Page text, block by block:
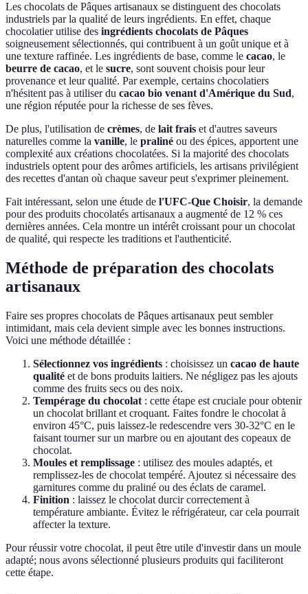
Les chocolats de Pâques artisanaux se distinguent des chocolats
industriels par la qualité de leurs ingrédients. En effet, chaque
chocolatier utilise des ingrédients chocolats de Pâques
soigneusement sélectionnés, qui contribuent à un goût unique et à
une texture raffinée. Les ingrédients de base, comme le cacao, le
beurre de cacao, et le sucre, sont souvent choisis pour leur
provenance et leur qualité. Par exemple, certains chocolatiers
n'hésitent pas à utiliser du cacao bio venant d'Amérique du Sud,
une région réputée pour la richesse de ses fèves.
De plus, l'utilisation de crèmes, de lait frais et d'autres saveurs
naturelles comme la vanille, le praliné ou des épices, apportent une
complexité aux créations chocolatées. Si la majorité des chocolats
industriels optent pour des arômes artificiels, les artisans privilégient
des recettes d'antan où chaque saveur peut s'exprimer pleinement.
Fait intéressant, selon une étude de l'UFC-Que Choisir, la demande
pour des produits chocolatés artisanaux a augmenté de 12 % ces
dernières années. Cela montre un intérêt croissant pour un chocolat
de qualité, qui respecte les traditions et l'authenticité.
Méthode de préparation des chocolats
artisanaux
Faire ses propres chocolats de Pâques artisanaux peut sembler
intimidant, mais cela devient simple avec les bonnes instructions.
Voici une méthode détaillée :
Sélectionnez vos ingrédients : choisissez un cacao de haute
qualité et de bons produits laitiers. Ne négligez pas les ajouts
comme des fruits secs ou des noix.
Tempérage du chocolat : cette étape est cruciale pour obtenir
un chocolat brillant et croquant. Faites fondre le chocolat à
environ 45°C, puis laissez-le redescendre vers 30-32°C en le
faisant tourner sur un marbre ou en ajoutant des copeaux de
chocolat.
Moules et remplissage : utilisez des moules adaptés, et
remplissez-les de chocolat tempéré. Ajoutez si nécessaire des
garnitures comme du praliné ou des éclats de caramel.
Finition : laissez le chocolat durcir correctement à
température ambiante. Évitez le réfrigérateur, car cela pourrait
affecter la texture.
Pour réussir votre chocolat, il peut être utile d'investir dans un moule
adapté; nous avons sélectionné plusieurs produits qui faciliteront
cette étape.